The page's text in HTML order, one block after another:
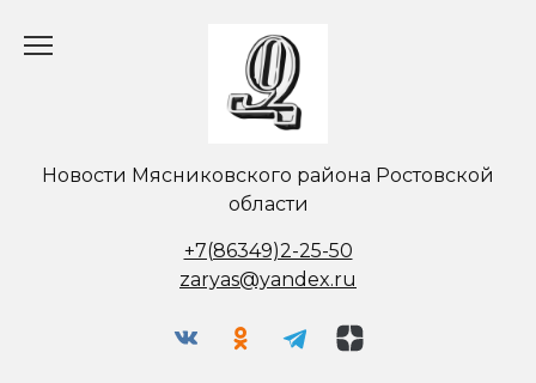
Новости Мясниковского района Ростовской
области
+7(86349)2-25-50
zaryas@yandex.ru